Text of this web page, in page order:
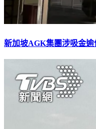
新加坡AGK集團涉吸金